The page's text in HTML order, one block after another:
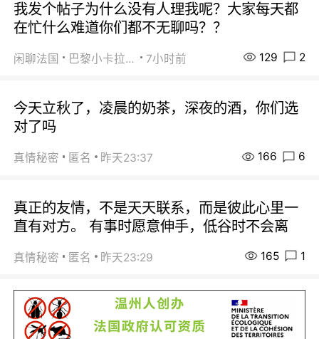
我发个帖子为什么没有人理我呢？大家每天都
在忙什么难道你们都不无聊吗？？
闲聊法国 巴黎小卡拉咪 7小时前 129 2
今天立秋了，凌晨的奶茶，深夜的酒，你们选
对了吗
真情秘密 匿名 昨天23:37 166 6
真正的友情，不是天天联系，而是彼此心里一
直有对方。 有事时愿意伸手，低谷时不会离
真情秘密 匿名 昨天23:29 165 1